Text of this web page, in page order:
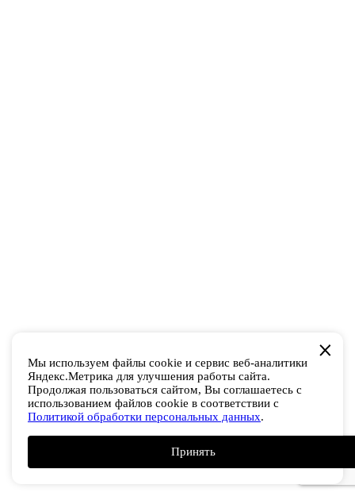
Мы используем файлы cookie и сервис веб-аналитики
Яндекс.Метрика для улучшения работы сайта.
Продолжая пользоваться сайтом, Вы соглашаетесь с
использованием файлов cookie в соответствии с
Политикой обработки персональных данных.
Принять